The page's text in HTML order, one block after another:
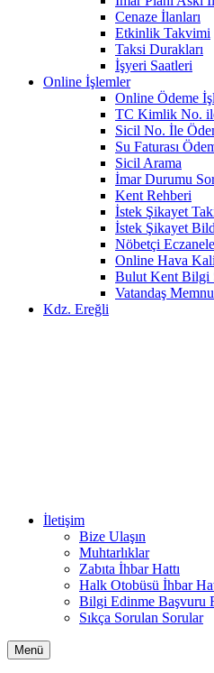
Cenaze İlanları
Etkinlik Takvimi
Taksi Durakları
İşyeri Saatleri
Online İşlemler
Online Ödeme
TC Kimlik No.
Sicil No. İle
Su Faturası
Sicil Arama
İmar Durumu
Kent Rehberi
İstek Şikayet
İstek Şikayet
Nöbetçi
Online Hava
Bulut Kent Bilgi
Vatandaş
Kdz. Ereğli
İletişim
Bize Ulaşın
Muhtarlıklar
Zabıta İhbar Hattı
Halk Otobüsü İhbar
Bilgi Edinme Başvuru
Sıkça Sorulan Sorular
Menü